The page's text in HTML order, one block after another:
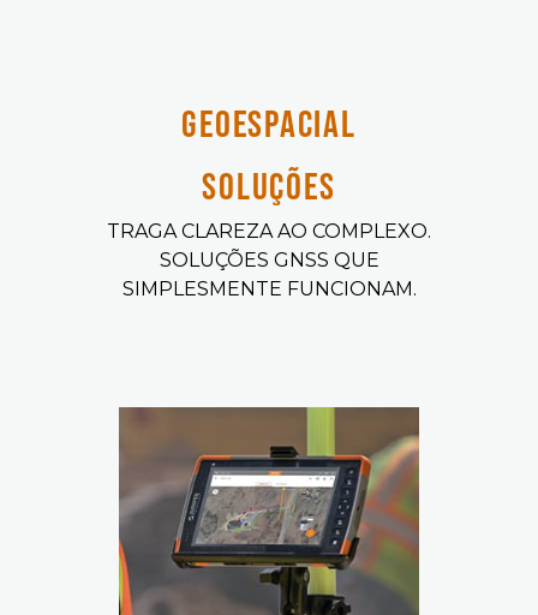
GEOESPACIAL
SOLUÇÕES
TRAGA CLAREZA AO COMPLEXO.
SOLUÇÕES GNSS QUE
SIMPLESMENTE FUNCIONAM.